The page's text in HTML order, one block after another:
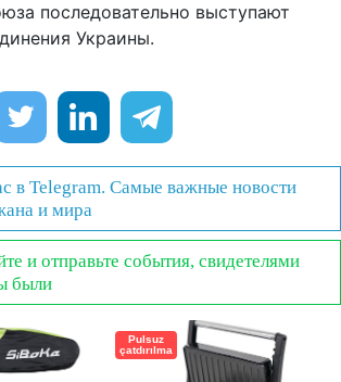
последовательно выступают
Украины.
в Telegram. Самые важные новости
и мира
и отправьте события, свидетелями
были